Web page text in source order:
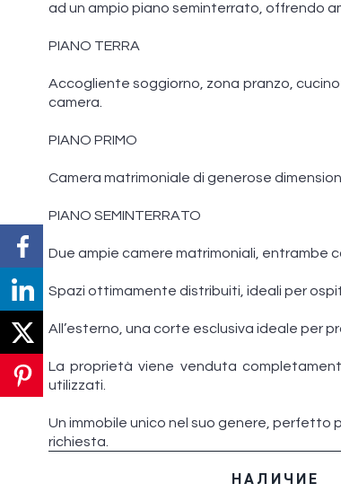
ad un ampio piano seminterrato, offrendo
PIANO TERRA
Accogliente soggiorno, zona pranzo,
camera.
PIANO PRIMO
Camera matrimoniale di generose
PIANO SEMINTERRATO
Due ampie camere matrimoniali, entrambe
Spazi ottimamente distribuiti, ideali per
All’esterno, una corte esclusiva ideale per
La proprietà viene venduta
utilizzati.
Un immobile unico nel suo genere,
richiesta.
НАЛИЧИЕ